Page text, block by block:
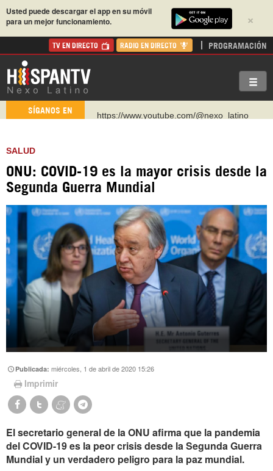
×
Usted puede descargar el app en su móvil
para un mejor funcionamiento.
TV EN DIRECTO RADIO EN DIRECTO PROGRAMACIÓN
SÍGANOS EN
https://urmedium.com/c/hispantv
WhatsApp y Viber: +98 921 79 29 404
https://www.facebook.com/Nexolatino.Canal
SALUD
ONU: COVID-19 es la mayor crisis desde la
Segunda Guerra Mundial
Publicada:miércoles, 1 de abril de 2020 15:26
Imprimir
El secretario general de la ONU afirma que la pandemia
del COVID-19 es la peor crisis desde la Segunda Guerra
Mundial y un verdadero peligro para la paz mundial.